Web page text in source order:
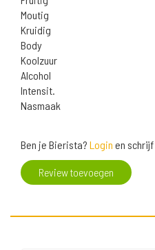
Moutig
Kruidig
Body
Koolzuur
Alcohol
Intensit.
Nasmaak
Ben je Bierista? Login en
Review toevoegen